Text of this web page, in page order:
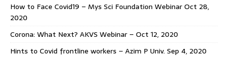
How to Face Covid19 – Mys Sci Foundation Webinar Oct 28,
2020
Corona: What Next? AKVS Webinar – Oct 12, 2020
Hints to Covid frontline workers – Azim P Univ. Sep 4, 2020